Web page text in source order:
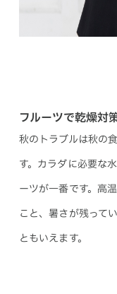
フルーツで乾燥対
秋のトラブルは秋の
す。カラダに必要な
ーツが一番です。高
こと、暑さが残って
ともいえます。